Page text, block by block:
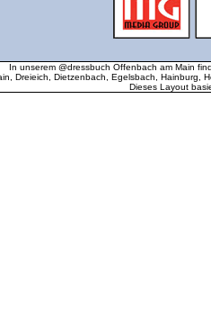
In unserem @dressbuch Offenbach am Main
Dreieich, Dietzenbach, Egelsbach, Hainburg,
Dieses Layout